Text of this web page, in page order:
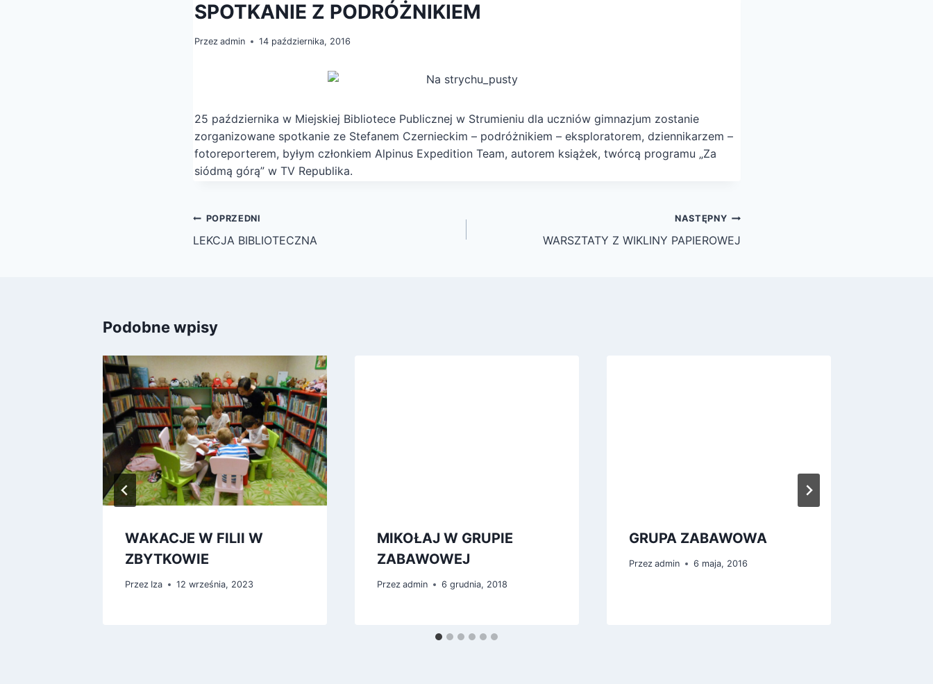
SPOTKANIE Z PODRÓŻNIKIEM
Przez admin 14 października, 2016
25 października w Miejskiej Bibliotece Publicznej w Strumieniu dla uczniów gimnazjum zostanie
zorganizowane spotkanie ze Stefanem Czernieckim – podróżnikiem – eksploratorem, dziennikarzem –
fotoreporterem, byłym członkiem Alpinus Expedition Team, autorem książek, twórcą programu „Za
siódmą górą” w TV Republika.
Nawigacja
wpisu
POPRZEDNI
LEKCJA BIBLIOTECZNA
NASTĘPNY
WARSZTATY Z WIKLINY PAPIEROWEJ
Podobne wpisy
WAKACJE W FILII W
ZBYTKOWIE
Przez Iza 12 września, 2023
MIKOŁAJ W GRUPIE
ZABAWOWEJ
Przez admin 6 grudnia, 2018
GRUPA ZABAWOWA
Przez admin 6 maja, 2016